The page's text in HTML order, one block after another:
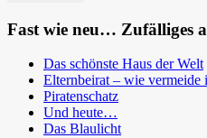
Fast wie neu… Zufälliges
Das schönste Haus der Welt
Elternbeirat – wie vermeide
Piratenschatz
Und heute…
Das Blaulicht